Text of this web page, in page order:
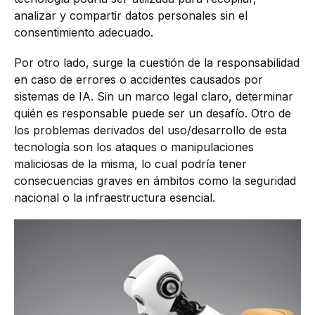
analizar y compartir datos personales sin el
consentimiento adecuado.
Por otro lado, surge la cuestión de la responsabilidad
en caso de errores o accidentes causados por
sistemas de IA. Sin un marco legal claro, determinar
quién es responsable puede ser un desafío. Otro de
los problemas derivados del uso/desarrollo de esta
tecnología son los ataques o manipulaciones
maliciosas de la misma, lo cual podría tener
consecuencias graves en ámbitos como la seguridad
nacional o la infraestructura esencial.